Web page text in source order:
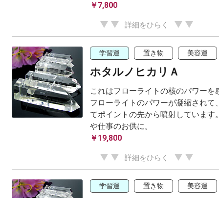
￥7,800
詳細をひらく
学習運 置き物 美容運
ホタルノヒカリＡ
これはフローライトの核のパワーを
フローライトのパワーが凝縮されて
てポイントの先から噴射しています
や仕事のお供に。
￥19,800
詳細をひらく
学習運 置き物 美容運